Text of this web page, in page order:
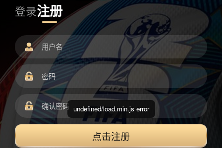
登录注册
点击注册
undefined/load.min.js error